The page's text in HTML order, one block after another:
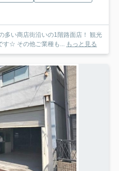
多い商店街沿いの1階路面店！ 観光
す☆ その他ご業種も...
もっと見る